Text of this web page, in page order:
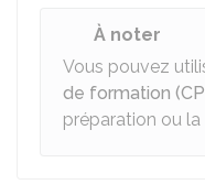
À noter
Vous pouvez
de formation
préparation ou